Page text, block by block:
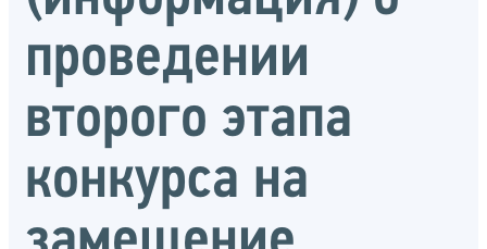
проведении
второго этапа
конкурса на